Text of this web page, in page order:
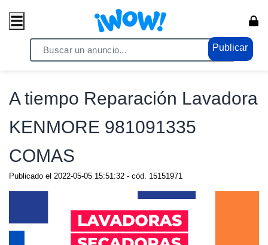
Publicar
/ Servicios / Servicios Generales
A tiempo Reparación Lavadora
KENMORE 981091335
COMAS
Publicado el 2022-05-05 15:51:32 - cód. 15151971